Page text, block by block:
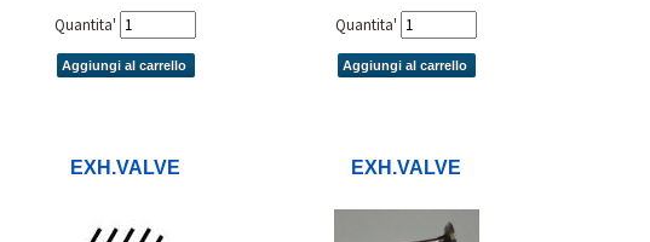
Quantita'
Aggiungi al carrello
Quantita'
Aggiungi al carrello
EXH.VALVE EXH.VALVE